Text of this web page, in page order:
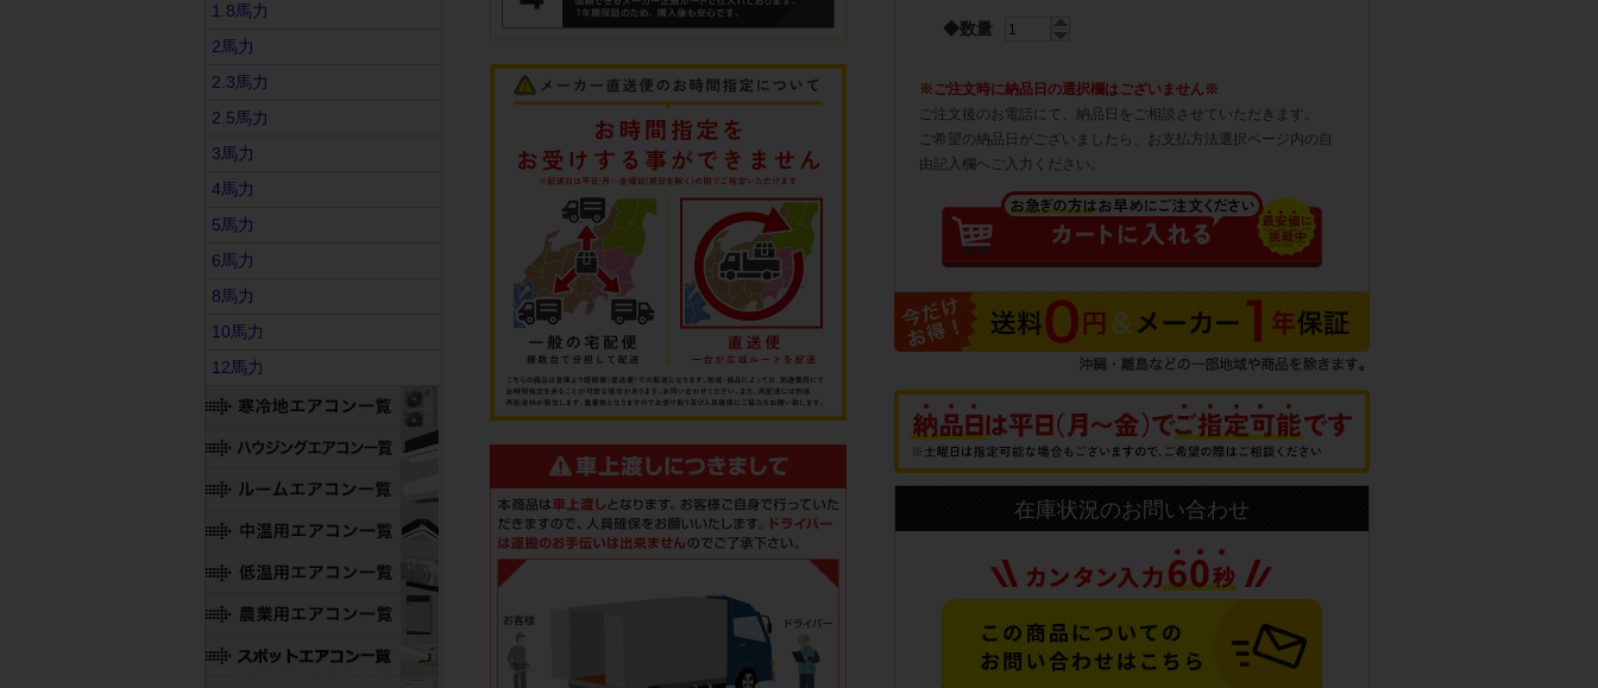
◆数量
※ご注文時に納品日の選択欄はございません※
ご注文後のお電話にて、納品日をご相談させていただきます。
ご希望の納品日がございましたら、お支払方法選択ページ内の自
由記入欄へご入力ください。
在庫状況のお問い合わせ
1.8馬力
2馬力
2.3馬力
2.5馬力
3馬力
4馬力
5馬力
6馬力
8馬力
10馬力
12馬力